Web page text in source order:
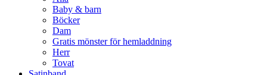
Baby & barn
Böcker
Dam
Gratis mönster för hemladdning
Herr
Tovat